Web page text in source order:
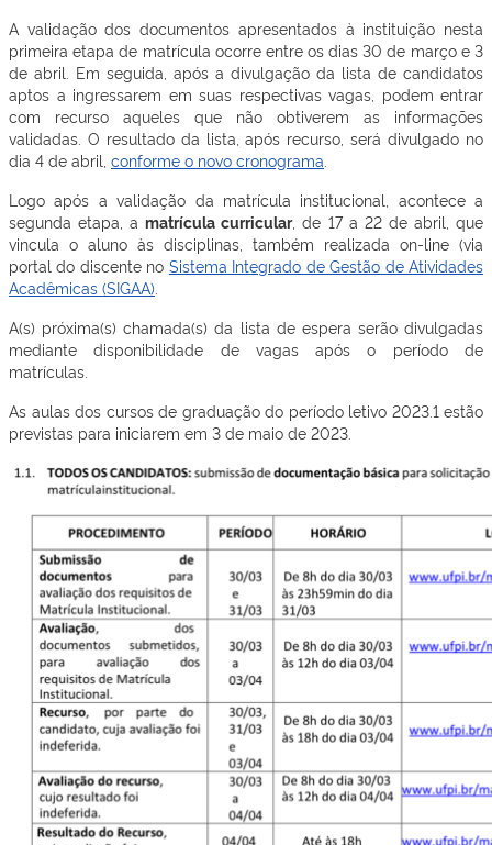
A validação dos documentos apresentados à instituição nesta
primeira etapa de matrícula ocorre entre os dias 30 de março e 3
de abril. Em seguida, após a divulgação da lista de candidatos
aptos a ingressarem em suas respectivas vagas, podem entrar
com recurso aqueles que não obtiverem as informações
validadas. O resultado da lista, após recurso, será divulgado no
dia 4 de abril, conforme o novo cronograma
Logo após a validação da matrícula institucional, acontece a
segunda etapa, amatrícula curricular, de 17 a 22 de abril, que
vincula o aluno às disciplinas, também realizada on-line (via
portal do discente no Sistema Integrado de Gestão de Atividades
Acadêmicas (SIGAA)
A(s) próxima(s) chamada(s) da lista de espera serão divulgadas
mediante disponibilidade de vagas após o período de
matrículas.
As aulas dos cursos de graduação do período letivo 2023.1 estão
previstas para iniciarem em 3 de maio de 2023.